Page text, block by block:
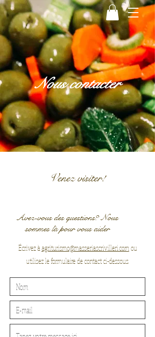
Nous contacter
Venez visiter!
Avez-vous des questions? Nous
sommes là pour vous aider
Écrivez àagriturismo@masseriascrivilleri.comou
utilisez le formulaire de contact ci-dessous.